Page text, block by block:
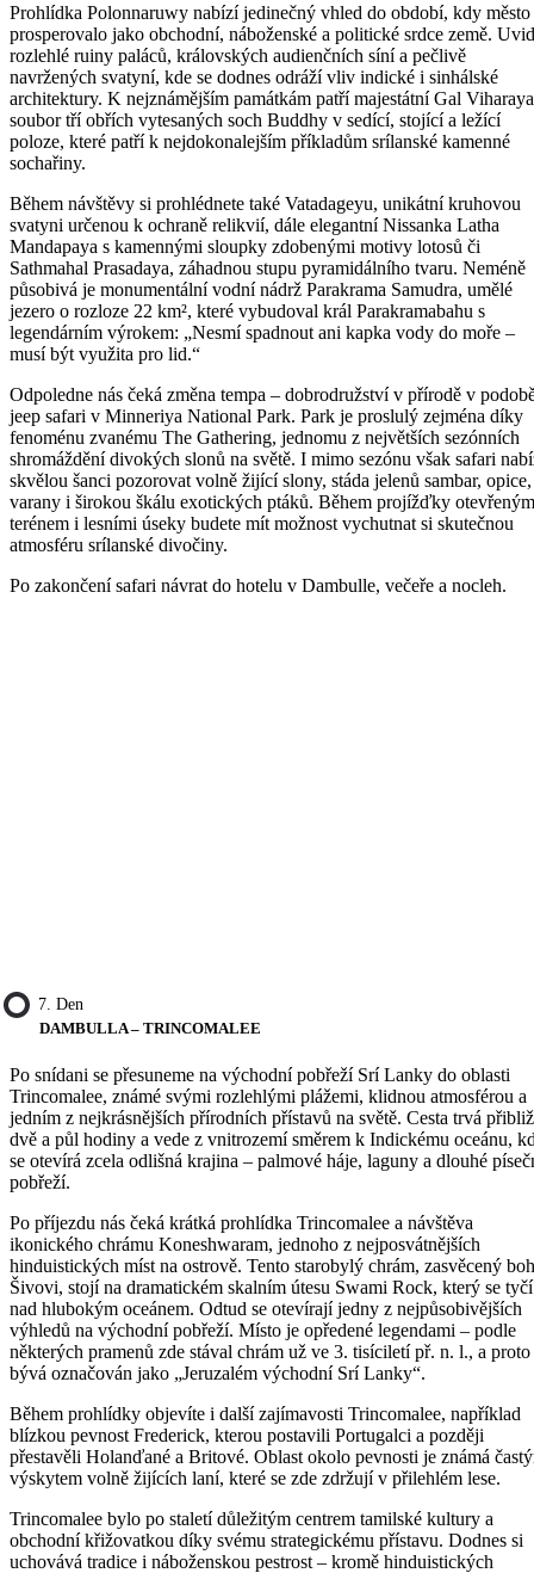
Prohlídka Polonnaruwy nabízí jedinečný vhled do období, kdy město
prosperovalo jako obchodní, náboženské a politické srdce země.
rozlehlé ruiny paláců, královských audienčních síní a pečlivě
navržených svatyní, kde se dodnes odráží vliv indické i sinhálské
architektury. K nejznámějším památkám patří majestátní Gal
soubor tří obřích vytesaných soch Buddhy v sedící, stojící a ležící
poloze, které patří k nejdokonalejším příkladům srílanské kamenné
sochařiny.
Během návštěvy si prohlédnete také Vatadageyu, unikátní kruhovou
svatyni určenou k ochraně relikvií, dále elegantní Nissanka Latha
Mandapaya s kamennými sloupky zdobenými motivy lotosů či
Sathmahal Prasadaya, záhadnou stupu pyramidálního tvaru. Neméně
působivá je monumentální vodní nádrž Parakrama Samudra, umělé
jezero o rozloze 22 km², které vybudoval král Parakramabahu s
legendárním výrokem: „Nesmí spadnout ani kapka vody do moře –
musí být využita pro lid.“
Odpoledne nás čeká změna tempa – dobrodružství v přírodě v
jeep safari v Minneriya National Park. Park je proslulý zejména díky
fenoménu zvanému The Gathering, jednomu z největších sezónních
shromáždění divokých slonů na světě. I mimo sezónu však safari
skvělou šanci pozorovat volně žijící slony, stáda jelenů sambar, opice,
varany i širokou škálu exotických ptáků. Během projížďky otevřeným
terénem i lesními úseky budete mít možnost vychutnat si skutečnou
atmosféru srílanské divočiny.
Po zakončení safari návrat do hotelu v Dambulle, večeře a nocleh.
7. Den
DAMBULLA – TRINCOMALEE
Po snídani se přesuneme na východní pobřeží Srí Lanky do oblasti
Trincomalee, známé svými rozlehlými plážemi, klidnou atmosférou a
jedním z nejkrásnějších přírodních přístavů na světě. Cesta trvá
dvě a půl hodiny a vede z vnitrozemí směrem k Indickému oceánu,
se otevírá zcela odlišná krajina – palmové háje, laguny a dlouhé
pobřeží.
Po příjezdu nás čeká krátká prohlídka Trincomalee a návštěva
ikonického chrámu Koneshwaram, jednoho z nejposvátnějších
hinduistických míst na ostrově. Tento starobylý chrám, zasvěcený
Šivovi, stojí na dramatickém skalním útesu Swami Rock, který se tyčí
nad hlubokým oceánem. Odtud se otevírají jedny z nejpůsobivějších
výhledů na východní pobřeží. Místo je opředené legendami – podle
některých pramenů zde stával chrám už ve 3. tisíciletí př. n. l., a proto
bývá označován jako „Jeruzalém východní Srí Lanky“.
Během prohlídky objevíte i další zajímavosti Trincomalee, například
blízkou pevnost Frederick, kterou postavili Portugalci a později
přestavěli Holanďané a Britové. Oblast okolo pevnosti je známá
výskytem volně žijících laní, které se zde zdržují v přilehlém lese.
Trincomalee bylo po staletí důležitým centrem tamilské kultury a
obchodní křižovatkou díky svému strategickému přístavu. Dodnes si
uchovává tradice i náboženskou pestrost – kromě hinduistických